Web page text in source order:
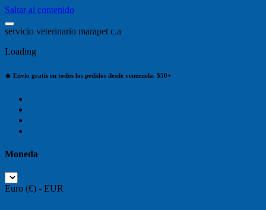
Saltar al contenido
servicio veterinario marapet c.a
Loading
🔥 Envío gratis en todos los pedidos desde venezuela. $50+
Moneda
Euro (€) - EUR